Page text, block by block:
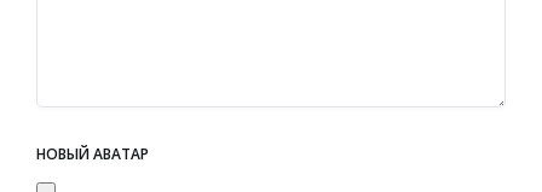
НОВЫЙ АВАТАР